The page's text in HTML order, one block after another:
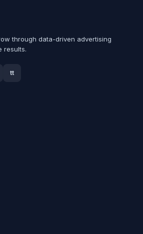
through data-driven advertising
results.
tt